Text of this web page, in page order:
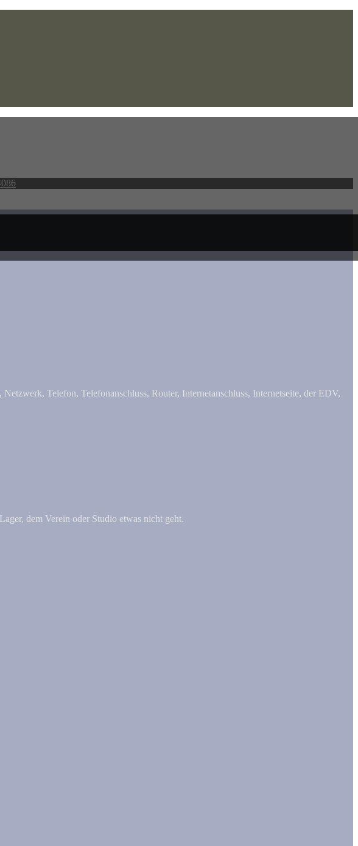
Telefon, Telefonanschluss, Router, Internetanschluss, Internetseite, der EDV,
dem Verein oder Studio etwas nicht geht.